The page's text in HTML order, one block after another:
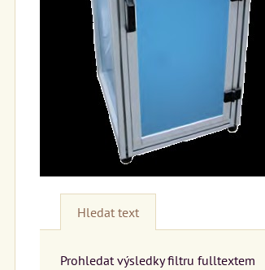
Hledat text
Prohledat výsledky filtru fulltextem